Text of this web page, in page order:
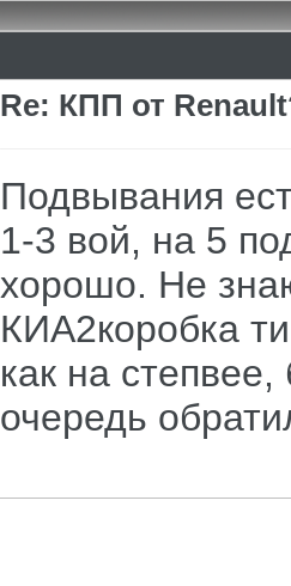
Re: КПП от
Подвывания
1-3 вой, на 5
хорошо. Не
КИА2коробка
как на
очередь